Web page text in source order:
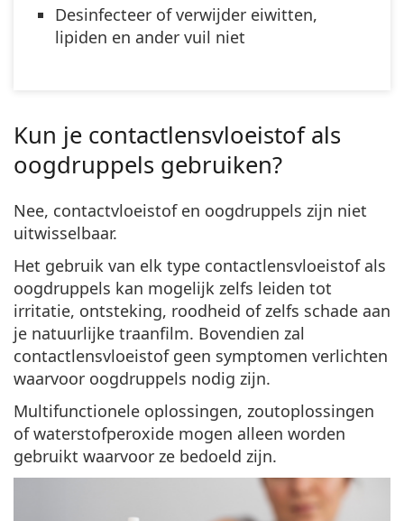
Desinfecteer of verwijder eiwitten,
lipiden en ander vuil niet
Kun je contactlensvloeistof als
oogdruppels gebruiken?
Nee, contactvloeistof en oogdruppels zijn niet
uitwisselbaar.
Het gebruik van elk type contactlensvloeistof als
oogdruppels kan mogelijk zelfs leiden tot
irritatie, ontsteking, roodheid of zelfs schade aan
je natuurlijke traanfilm. Bovendien zal
contactlensvloeistof geen symptomen verlichten
waarvoor oogdruppels nodig zijn.
Multifunctionele oplossingen, zoutoplossingen
of waterstofperoxide mogen alleen worden
gebruikt waarvoor ze bedoeld zijn.